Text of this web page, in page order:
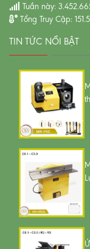
Tuần này:
Tổng Truy Cập:
TIN TỨC NỔI BẬT